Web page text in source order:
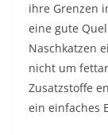
ihre Grenzen
eine gute
Naschkatzen
nicht um
Zusatzstoffe
ein einfaches